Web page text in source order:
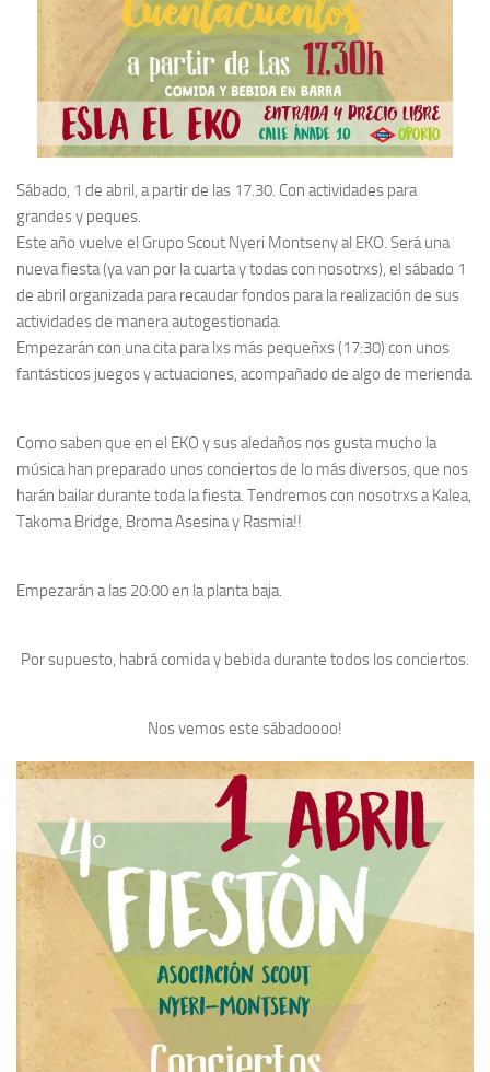
Sábado, 1 de abril, a partir de las 17.30. Con actividades para
grandes y peques.
Este año vuelve el Grupo Scout Nyeri Montseny al EKO. Será una
nueva fiesta (ya van por la cuarta y todas con nosotrxs), el sábado 1
de abril organizada para recaudar fondos para la realización de sus
actividades de manera autogestionada.
Empezarán con una cita para lxs más pequeñxs (17:30) con unos
fantásticos juegos y actuaciones, acompañado de algo de merienda.
Como saben que en el EKO y sus aledaños nos gusta mucho la
música han preparado unos conciertos de lo más diversos, que nos
harán bailar durante toda la fiesta. Tendremos con nosotrxs a Kalea,
Takoma Bridge, Broma Asesina y Rasmia!!
Empezarán a las 20:00 en la planta baja.
Por supuesto, habrá comida y bebida durante todos los conciertos.
Nos vemos este sábadoooo!